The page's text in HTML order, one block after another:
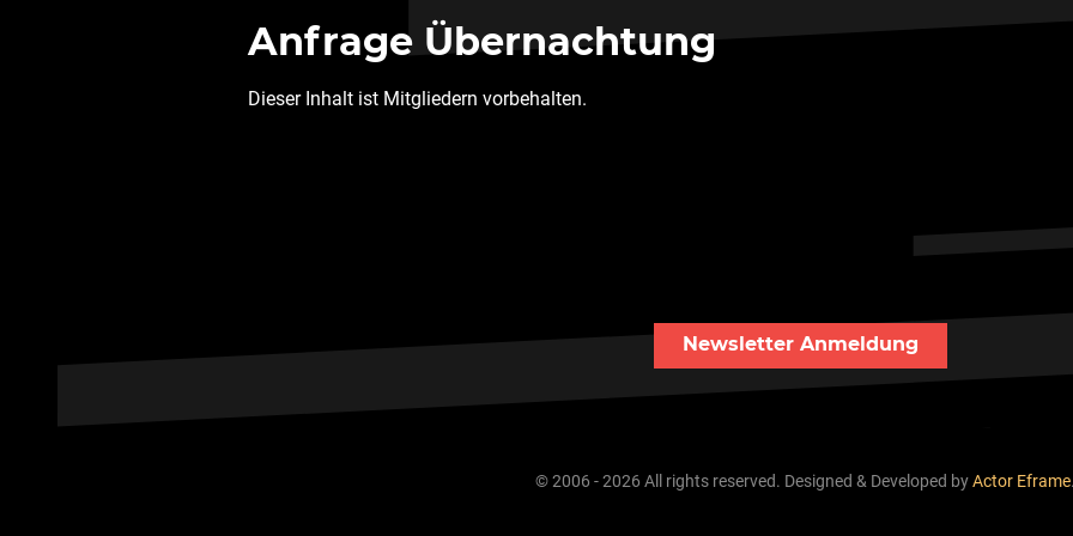
Anfrage Übernachtung
Dieser Inhalt ist Mitgliedern vorbehalten.
Newsletter Anmeldung
© 2006 - 2026 All rights reserved. Designed & Developed byActor Eframe